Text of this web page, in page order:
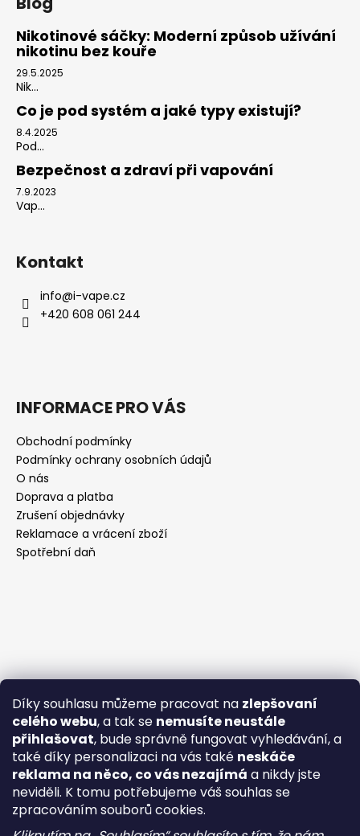
Díky souhlasu můžeme pracovat na zlepšovaní
celého webu, a tak se nemusíte neustále
přihlašovat, bude správně fungovat vyhledávání, a
také díky personalizaci na vás také neskáče
reklama na něco, co vás nezajímá a nikdy jste
neviděli. K tomu potřebujeme váš souhlas se
zpracováním souborů cookies.
Nikotinové sáčky: Moderní způsob užívání
nikotinu bez kouře
29.5.2025
Nik...
Co je pod systém a jaké typy existují?
8.4.2025
Pod...
Bezpečnost a zdraví při vapování
7.9.2023
Vap...
Kontakt
info@i-vape.cz
+420 608 061 244
INFORMACE PRO VÁS
Obchodní podmínky
Podmínky ochrany osobních údajů
O nás
Doprava a platba
Zrušení objednávky
Reklamace a vrácení zboží
Spotřební daň